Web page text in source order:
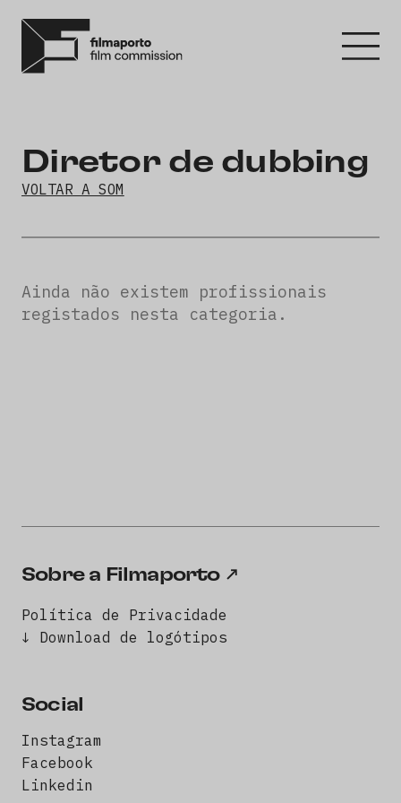
Diretor de dubbing
VOLTAR A SOM
Ainda não existem profissionais
registados nesta categoria.
Sobre a Filmaporto
Política de Privacidade
↓ Download de logótipos
Social
Instagram
Facebook
Linkedin